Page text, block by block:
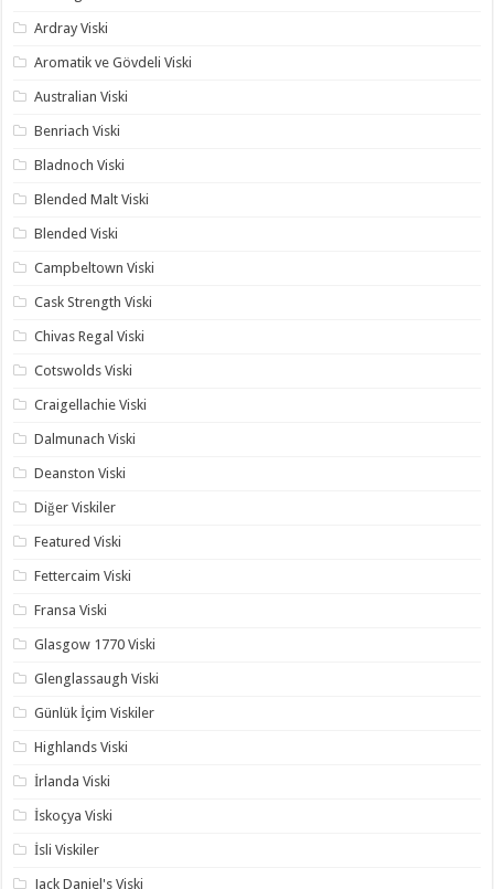
Ardray Viski
Aromatik ve Gövdeli Viski
Australian Viski
Benriach Viski
Bladnoch Viski
Blended Malt Viski
Blended Viski
Campbeltown Viski
Cask Strength Viski
Chivas Regal Viski
Cotswolds Viski
Craigellachie Viski
Dalmunach Viski
Deanston Viski
Diğer Viskiler
Featured Viski
Fettercaim Viski
Fransa Viski
Glasgow 1770 Viski
Glenglassaugh Viski
Günlük İçim Viskiler
Highlands Viski
İrlanda Viski
İskoçya Viski
İsli Viskiler
Jack Daniel's Viski